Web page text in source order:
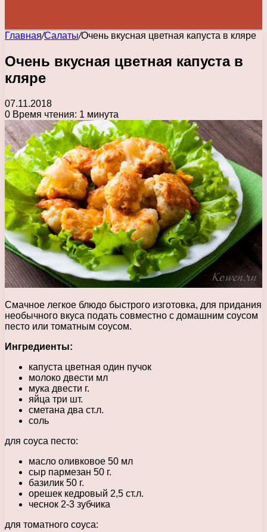
Главная/Салаты/Очень вкусная цветная капуста в кляре
Очень вкусная цветная капуста в
кляре
07.11.2018
0 Время чтения: 1 минута
Смачное легкое блюдо быстрого изготовка, для придания
необычного вкуса подать совместно с домашним соусом
песто или томатным соусом.
Ингредиенты:
капуста цветная один пучок
молоко двести мл
мука двести г.
яйца три шт.
сметана два ст.л.
соль
для соуса песто:
масло оливковое 50 мл
сыр пармезан 50 г.
базилик 50 г.
орешек кедровый 2,5 ст.л.
чеснок 2-3 зубчика
для томатного соуса: